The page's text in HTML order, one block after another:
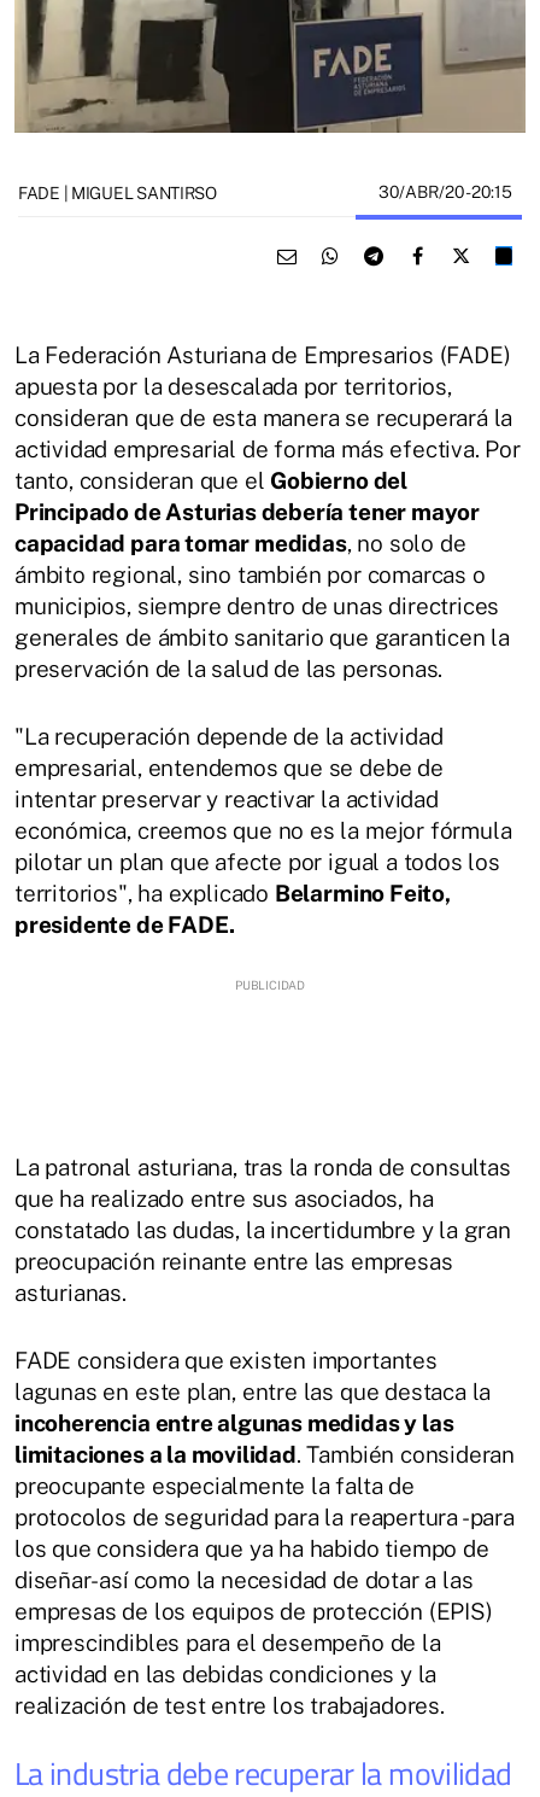
FADE | MIGUEL SANTIRSO 30/ABR/20- 20:15
La Federación Asturiana de Empresarios (FADE)
apuesta por la desescalada por territorios,
consideran que de esta manera se recuperará la
actividad empresarial de forma más efectiva. Por
tanto, consideran que el Gobierno del
Principado de Asturias debería tener mayor
capacidad para tomar medidas, no solo de
ámbito regional, sino también por comarcas o
municipios, siempre dentro de unas directrices
generales de ámbito sanitario que garanticen la
preservación de la salud de las personas.
"La recuperación depende de la actividad
empresarial, entendemos que se debe de
intentar preservar y reactivar la actividad
económica, creemos que no es la mejor fórmula
pilotar un plan que afecte por igual a todos los
territorios", ha explicado Belarmino Feito,
presidente de FADE.
La patronal asturiana, tras la ronda de consultas
que ha realizado entre sus asociados, ha
constatado las dudas, la incertidumbre y la gran
preocupación reinante entre las empresas
asturianas.
FADE considera que existen importantes
lagunas en este plan, entre las que destaca la
incoherencia entre algunas medidas y las
limitaciones a la movilidad. También consideran
preocupante especialmente la falta de
protocolos de seguridad para la reapertura -para
los que considera que ya ha habido tiempo de
diseñar- así como la necesidad de dotar a las
empresas de los equipos de protección (EPIS)
imprescindibles para el desempeño de la
actividad en las debidas condiciones y la
realización de test entre los trabajadores.
La industria debe recuperar la movilidad